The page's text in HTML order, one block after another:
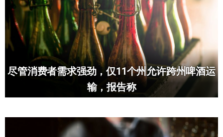
尽管消费者需求强劲，仅11个州允许跨州啤酒运
输，报告称